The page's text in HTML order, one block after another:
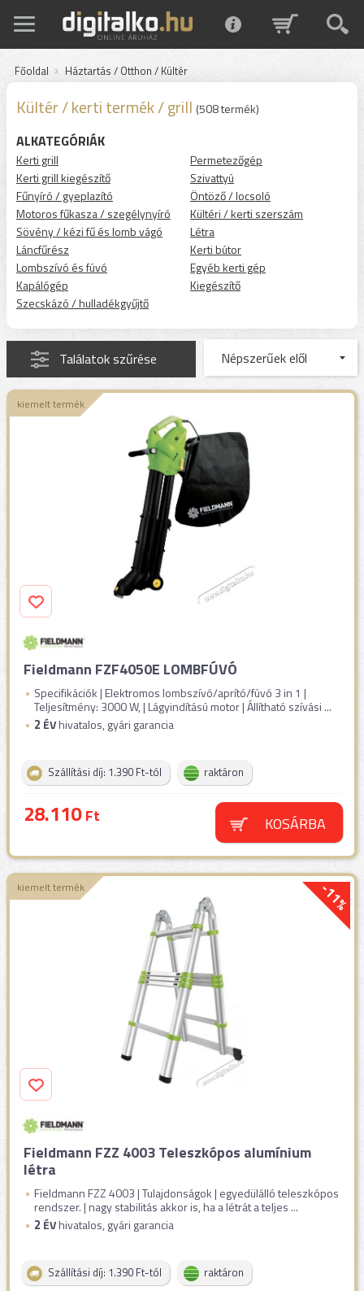
Főoldal Háztartás / Otthon / Kültér
Kültér / kerti termék / grill (508 termék)
ALKATEGÓRIÁK
Kerti grill
Kerti grill kiegészítő
Fűnyíró / gyeplazító
Motoros fűkasza / szegélynyíró
Sövény / kézi fű és lomb vágó
Láncfűrész
Lombszívó és fúvó
Kapálógép
Szecskázó / hulladékgyűjtő
Permetezőgép
Szivattyú
Öntöző / locsoló
Kültéri / kerti szerszám
Létra
Kerti bútor
Egyéb kerti gép
Kiegészítő
Találatok szűrése
kiemelt termék
Fieldmann FZF4050E LOMBFÚVÓ
Specifikációk | Elektromos lombszívó/aprító/fúvó 3 in 1 |
Teljesítmény: 3000 W, | Lágyindítású motor | Állítható szívási ...
2 ÉVhivatalos, gyári garancia
Szállítási díj: 1.390 Ft-tól raktáron
28.110Ft KOSÁRBA
-11%
kiemelt termék
Fieldmann FZZ 4003 Teleszkópos alumínium
létra
Fieldmann FZZ 4003 | Tulajdonságok | egyedülálló teleszkópos
rendszer. | nagy stabilitás akkor is, ha a létrát a teljes ...
2 ÉVhivatalos, gyári garancia
Szállítási díj: 1.390 Ft-tól raktáron